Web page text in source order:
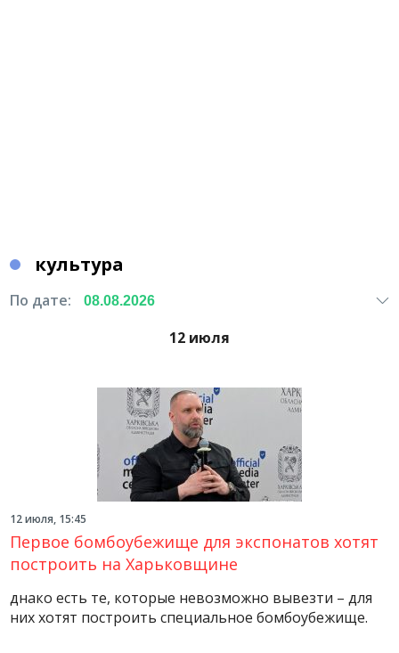
культура
По дате:
12 июля
12 июля, 15:45
Первое бомбоубежище для экспонатов хотят
построить на Харьковщине
днако есть те, которые невозможно вывезти – для
них хотят построить специальное бомбоубежище.